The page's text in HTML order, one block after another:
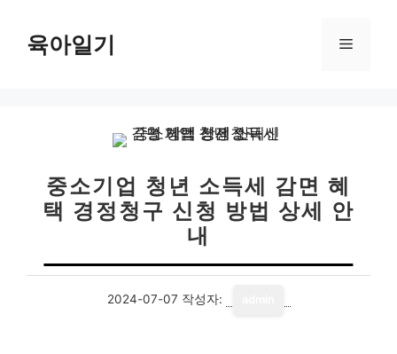
육아일기 메
중소기업 청년 소득세 감면 혜
택 경정청구 신청 방법 상세 안
내
2024-07-07 작성자: